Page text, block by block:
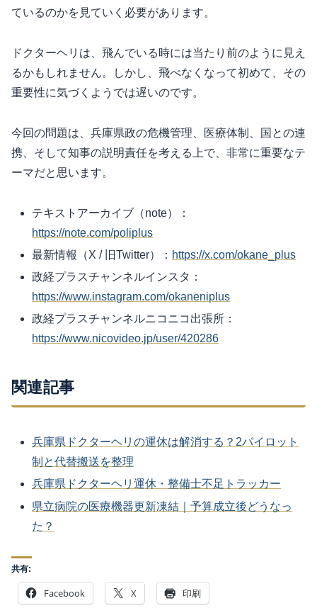
ているのかを見ていく必要があります。
ドクターヘリは、飛んでいる時には当たり前のように見え
るかもしれません。しかし、飛べなくなって初めて、その
重要性に気づくようでは遅いのです。
今回の問題は、兵庫県政の危機管理、医療体制、国との連
携、そして知事の説明責任を考える上で、非常に重要なテ
ーマだと思います。
テキストアーカイブ（note）：
https://note.com/poliplus
最新情報（X / 旧Twitter）： https://x.com/okane_plus
政経プラスチャンネルインスタ：
https://www.instagram.com/okaneniplus
政経プラスチャンネルニコニコ出張所：
https://www.nicovideo.jp/user/420286
関連記事
兵庫県ドクターヘリの運休は解消する？2パイロット
制と代替搬送を整理
兵庫県ドクターヘリ運休・整備士不足トラッカー
県立病院の医療機器更新凍結｜予算成立後どうなっ
た？
共有:
Facebook X 印刷